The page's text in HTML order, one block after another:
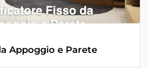
Appoggio e Parete